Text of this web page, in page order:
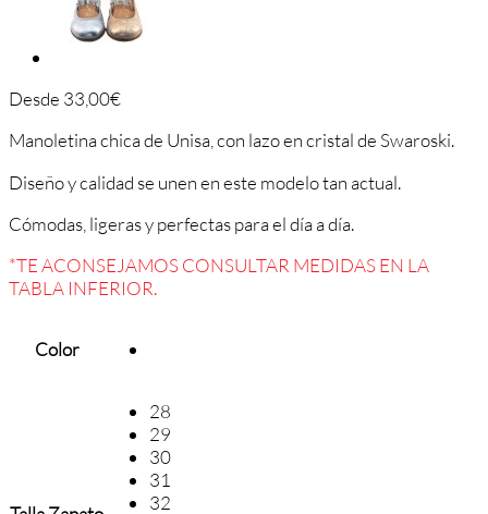
Desde 33,00€
Manoletina chica de Unisa, con lazo en cristal de Swaroski.
Diseño y calidad se unen en este modelo tan actual.
Cómodas, ligeras y perfectas para el día a día.
*TE ACONSEJAMOS CONSULTAR MEDIDAS EN LA
TABLA INFERIOR.
Color
28
29
30
31
32